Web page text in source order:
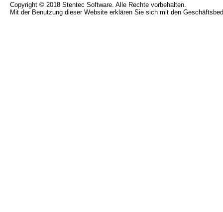
Copyright © 2018 Stentec Software. Alle Rechte vorbehalten.
Mit der Benutzung dieser Website erklären Sie sich mit den